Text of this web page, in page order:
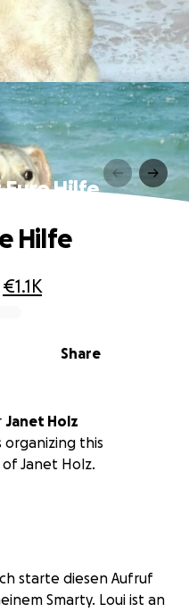
Hilfe
€1.1K
Share
Hilfe
Janet Holz
organizing this
Janet Holz.
starte diesen Aufruf
Smarty. Loui ist an